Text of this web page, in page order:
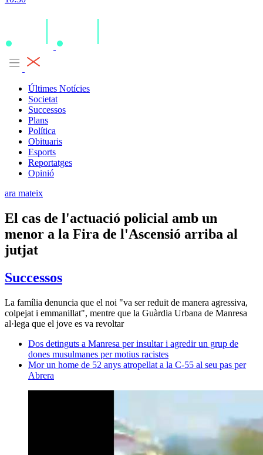
Últimes Notícies
Societat
Successos
Plans
Política
Obituaris
Esports
Reportatges
Opinió
ara mateix
El cas de l'actuació policial amb un
menor a la Fira de l'Ascensió arriba al
jutjat
Successos
La família denuncia que el noi "va ser reduït de manera agressiva,
colpejat i emmanillat", mentre que la Guàrdia Urbana de Manresa
al·lega que el jove es va revoltar
Dos detinguts a Manresa per insultar i agredir un grup de
dones musulmanes per motius racistes
Mor un home de 52 anys atropellat a la C-55 al seu pas per
Abrera